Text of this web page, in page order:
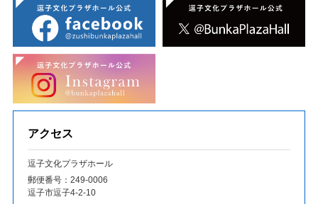
アクセス
逗子文化プラザホール
郵便番号：249‐0006
逗子市逗子4-2-10